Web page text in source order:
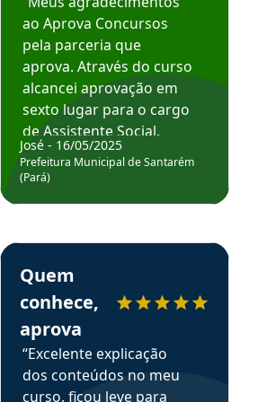
ao Aprova Concursos
pela parceria que
aprova. Através do curso
alcancei aprovação em
sexto lugar para o cargo
de Assistente Social.
Hoje estou atuando na
Prefeitura de Santarém.
José - 16/05/2025
Prefeitura Municipal de Santarém
(Pará)
Estudante Elais recomenda o Aprova
Quem
conhece,
aprova
“Excelente explicação
dos conteúdos no meu
curso, ficou leve para